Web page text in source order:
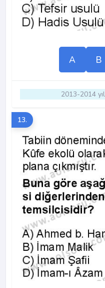
A B
2013-2014
13.